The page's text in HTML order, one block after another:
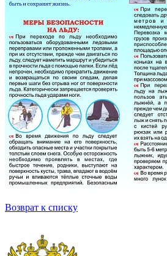
Возврат к списку